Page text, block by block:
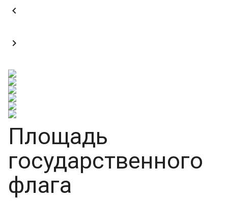


Площадь
государственного
флага